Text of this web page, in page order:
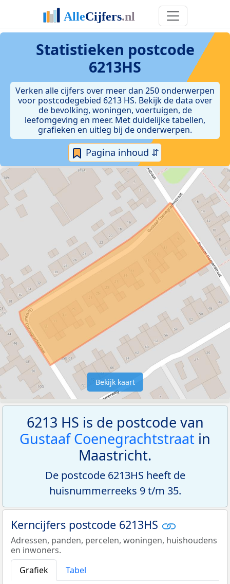
Statistieken postcode
6213HS
Verken alle cijfers over meer dan 250 onderwerpen
voor postcodegebied 6213 HS. Bekijk de data over
de bevolking, woningen, voertuigen, de
leefomgeving en meer. Met duidelijke tabellen,
grafieken en uitleg bij de onderwerpen.
Pagina inhoud ⇵
Bekijk kaart
6213 HS is de postcode van
Gustaaf Coenegrachtstraat in
Maastricht.
De postcode 6213HS heeft de
huisnummerreeks 9 t/m 35.
Kerncijfers postcode 6213HS
Adressen, panden, percelen, woningen, huishoudens
en inwoners.
Grafiek
Tabel